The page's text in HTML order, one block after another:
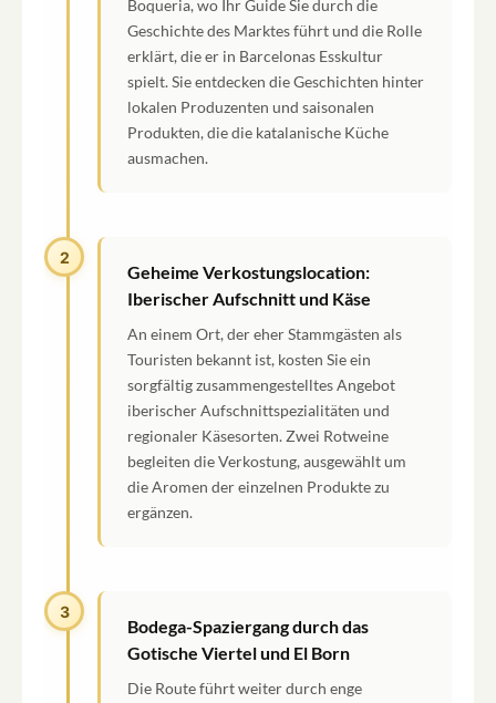
Boqueria, wo Ihr Guide Sie durch die
Geschichte des Marktes führt und die Rolle
erklärt, die er in Barcelonas Esskultur
spielt. Sie entdecken die Geschichten hinter
lokalen Produzenten und saisonalen
Produkten, die die katalanische Küche
ausmachen.
2
Geheime Verkostungslocation:
Iberischer Aufschnitt und Käse
An einem Ort, der eher Stammgästen als
Touristen bekannt ist, kosten Sie ein
sorgfältig zusammengestelltes Angebot
iberischer Aufschnittspezialitäten und
regionaler Käsesorten. Zwei Rotweine
begleiten die Verkostung, ausgewählt um
die Aromen der einzelnen Produkte zu
ergänzen.
3
Bodega-Spaziergang durch das
Gotische Viertel und El Born
Die Route führt weiter durch enge